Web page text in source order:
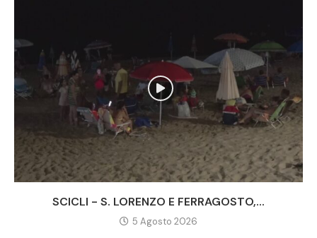
SCICLI - S. LORENZO E FERRAGOSTO,...
5 Agosto 2026